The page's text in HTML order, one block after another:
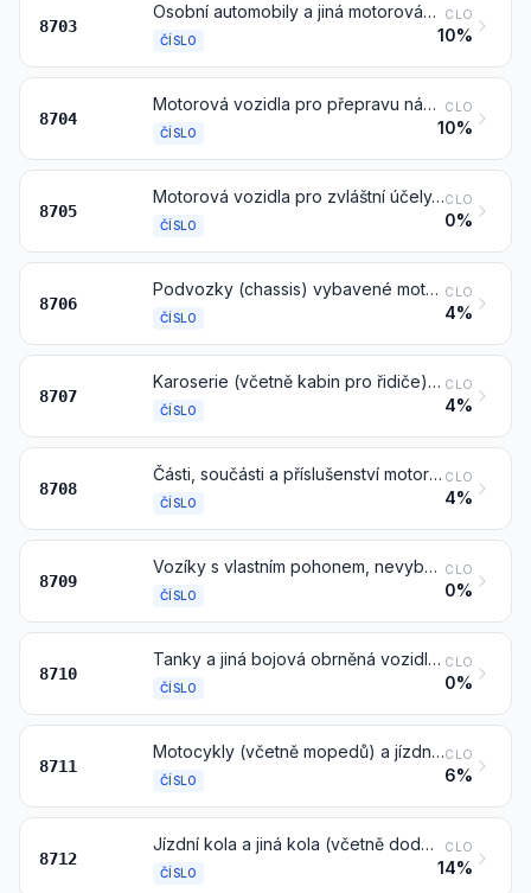
8703
Osobní automobily a jiná motorová vozidla konstruovaná především pro přepravu osob (jiná než čísla 8702), včetně osobních dodávkových automobilů a závodních automobilů
ČÍSLO
CLO
10%
8704
Motorová vozidla pro přepravu nákladu
ČÍSLO
CLO
10%
8705
Motorová vozidla pro zvláštní účely, jiná než vozidla konstruovaná především pro dopravu osob nebo nákladu (například vyprošťovací automobily, jeřábové automobily, požární automobily, nákladní automobily s míchačkou na beton, zametací automobily, kropicí automobily, pojízdné dílny, pojízdné rentgenové stanice)
ČÍSLO
CLO
0%
8706
Podvozky (chassis) vybavené motorem, pro motorová vozidla čísel8701 až 8705
ČÍSLO
CLO
4%
8707
Karoserie (včetně kabin pro řidiče) pro motorová vozidla čísel 8701 až 8705
ČÍSLO
CLO
4%
8708
Části, součásti a příslušenství motorových vozidel čísel 8701 až 8705
ČÍSLO
CLO
4%
8709
Vozíky s vlastním pohonem, nevybavené zdvihacím nebo manipulačním zařízením, typů používaných v továrnách, skladech, přístavech nebo na letištích k přepravě zboží na krátké vzdálenosti; malé tahače používané na železničních nástupištích; jejich části a součásti
ČÍSLO
CLO
0%
8710
Tanky a jiná bojová obrněná vozidla, motorová, též vybavená zbraněmi, a části a součásti těchto vozidel
ČÍSLO
CLO
0%
8711
Motocykly (včetně mopedů) a jízdní kola vybavená pomocným motorem, též s postranními vozíky; postranní vozíky
ČÍSLO
CLO
6%
8712
Jízdní kola a jiná kola (včetně dodávkových tříkolek), bez motoru
ČÍSLO
CLO
14%